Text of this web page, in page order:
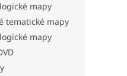
mapy
tematické mapy
mapy